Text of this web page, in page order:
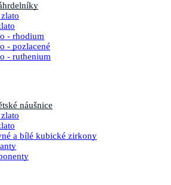
- rhodium
- pozlacené
- ruthenium
náušnice
a bílé kubické zirkony